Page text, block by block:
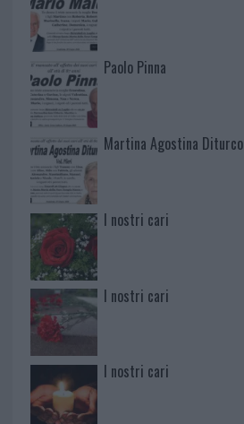
Paolo Pinna
Martina Agostina Diturco
I nostri cari
I nostri cari
I nostri cari